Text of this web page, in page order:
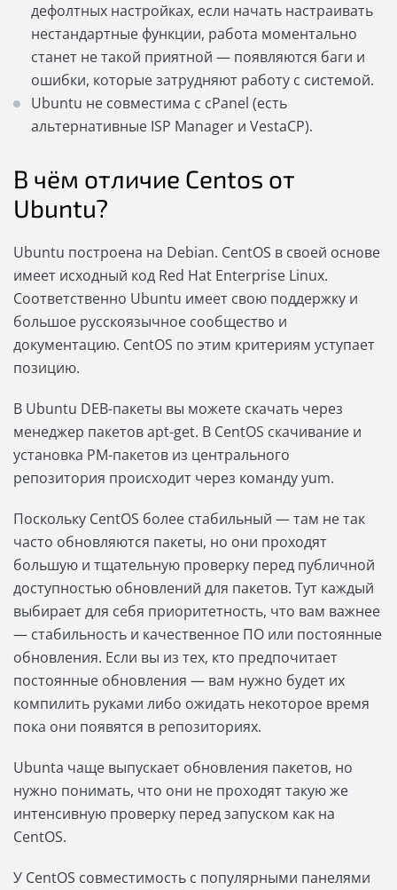
дефолтных настройках, если начать настраивать
нестандартные функции, работа моментально
станет не такой приятной — появляются баги и
ошибки, которые затрудняют работу с системой.
Ubuntu не совместима с cPanel (есть
альтернативные ISP Manager и VestaCP).
В чём отличие Centos от
Ubuntu?
Ubuntu построена на Debian. CentOS в своей основе
имеет исходный код Red Hat Enterprise Linux.
Соответственно Ubuntu имеет свою поддержку и
большое русскоязычное сообщество и
документацию. CentOS по этим критериям уступает
позицию.
В Ubuntu DEB-пакеты вы можете скачать через
менеджер пакетов apt-get. В CentOS скачивание и
установка PM-пакетов из центрального
репозитория происходит через команду yum.
Поскольку CentOS более стабильный — там не так
часто обновляются пакеты, но они проходят
большую и тщательную проверку перед публичной
доступностью обновлений для пакетов. Тут каждый
выбирает для себя приоритетность, что вам важнее
— стабильность и качественное ПО или постоянные
обновления. Если вы из тех, кто предпочитает
постоянные обновления — вам нужно будет их
компилить руками либо ожидать некоторое время
пока они появятся в репозиториях.
Ubunta чаще выпускает обновления пакетов, но
нужно понимать, что они не проходят такую же
интенсивную проверку перед запуском как на
CentOS.
У CentOS совместимость с популярными панелями